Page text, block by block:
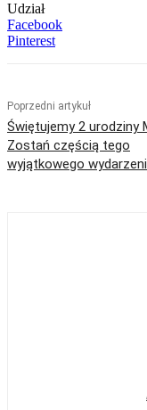
Udział
Facebook
Pinterest
Poprzedni artykuł
Świętujemy 2 urodziny
Zostań częścią tego
wyjątkowego